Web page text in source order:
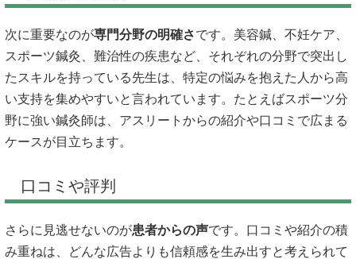
次に重要なのが専門分野の明確さです。美容鍼、不妊ケア、
スポーツ鍼灸、難治性の疾患など、それぞれの分野で突出し
たスキルを持っている先生は、特定の悩みを抱えた人から高
い支持を集めやすいと言われています。たとえばスポーツ分
野に強い鍼灸師は、アスリートからの紹介や口コミで広まる
ケースが目立ちます。
口コミや評判
さらに見逃せないのが患者からの声です。口コミや紹介の積
み重ねは、どんな広告よりも信頼感を生み出すと考えられて